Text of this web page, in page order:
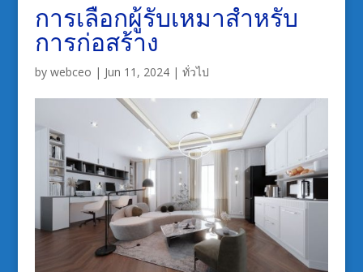
การเลือกผู้รับเหมาสำหรับ
การก่อสร้าง
by webceo | Jun 11, 2024| ทั่วไป